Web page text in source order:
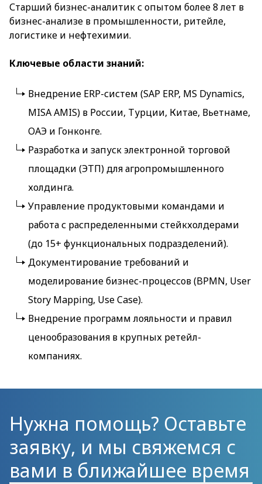
Старший бизнес-аналитик с опытом более 8 лет в
бизнес-анализе в промышленности, ритейле,
логистике и нефтехимии.
Ключевые области знаний:
Внедрение ERP-систем (SAP ERP, MS Dynamics,
MISA AMIS) в России, Турции, Китае, Вьетнаме,
ОАЭ и Гонконге.
Разработка и запуск электронной торговой
площадки (ЭТП) для агропромышленного
холдинга.
Управление продуктовыми командами и
работа с распределенными стейкхолдерами
(до 15+ функциональных подразделений).
Документирование требований и
моделирование бизнес-процессов (BPMN, User
Story Mapping, Use Case).
Внедрение программ лояльности и правил
ценообразования в крупных ретейл-
компаниях.
Нужна помощь? Оставьте
заявку, и мы свяжемся с
вами в ближайшее время